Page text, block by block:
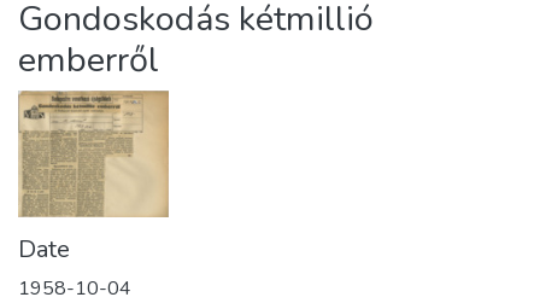
About us
Gondoskodás kétmillió
emberről
Date
1958-10-04